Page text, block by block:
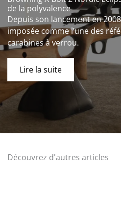
de la polyvalence
Depuis son lancement en
imposée comme l’une des
carabines à verrou.
Lire la suite
Découvrez d'autres articles